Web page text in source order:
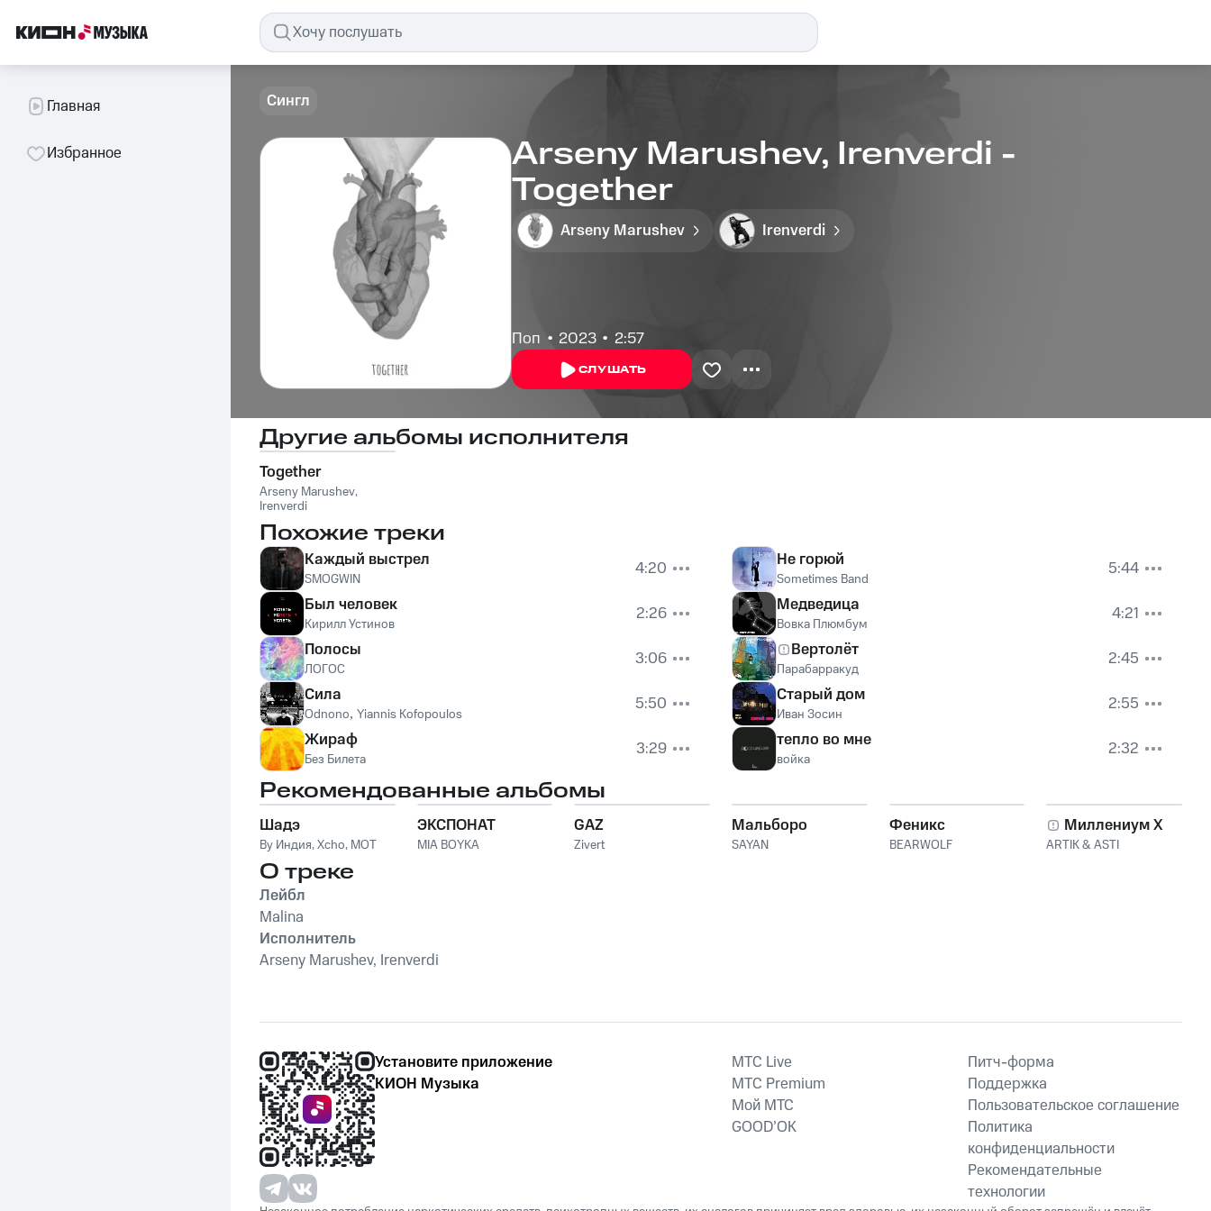
Главная
Избранное
Сингл
Arseny Marushev, Irenverdi -
Together
Arseny Marushev Irenverdi
Поп 2023 2:57
СЛУШАТЬ
Другие альбомы исполнителя
Together
Arseny Marushev,
Irenverdi
Похожие треки
Каждый выстрел
SMOGWIN
4:20
Был человек
Кирилл Устинов
2:26
Полосы
ЛОГОС
3:06
Сила
Odnono, Yiannis Kofopoulos
5:50
Жираф
Без Билета 3:29
Не горюй
Sometimes Band
5:44
Медведица
Вовка Плюмбум
4:21
Вертолёт
Парабарракуд
2:45
Старый дом
Иван Зосин
2:55
тепло во мне
войка 2:32
Рекомендованные альбомы
Шадэ
By Индия,Xcho, MOT
ЭКСПОНАТ
MIA BOYKA
GAZ
Zivert
Мальборо
SAYAN
Феникс
BEARWOLF
Миллениум X
ARTIK & ASTI
О треке
Лейбл
Malina
Исполнитель
Arseny Marushev, Irenverdi
Установите приложение
КИОН Музыка
MTС Live
MTС Premium
Мой МТС
GOOD’OK
Питч-форма
Поддержка
Пользовательское соглашение
Политика
конфиденциальности
Рекомендательные
технологии